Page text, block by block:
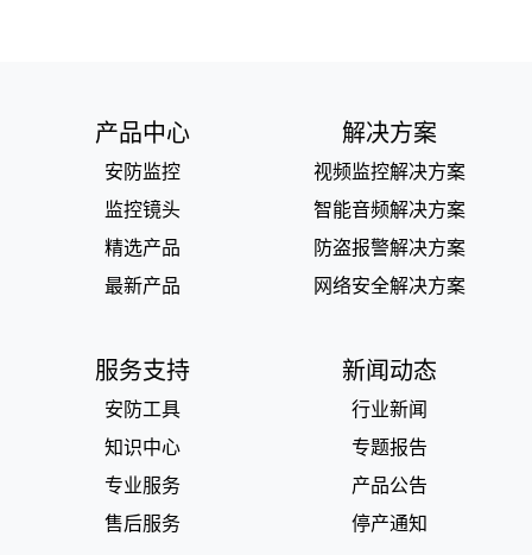
产品中心
安防监控
监控镜头
精选产品
最新产品
解决方案
视频监控解决方案
智能音频解决方案
防盗报警解决方案
网络安全解决方案
服务支持
安防工具
知识中心
专业服务
售后服务
新闻动态
行业新闻
专题报告
产品公告
停产通知